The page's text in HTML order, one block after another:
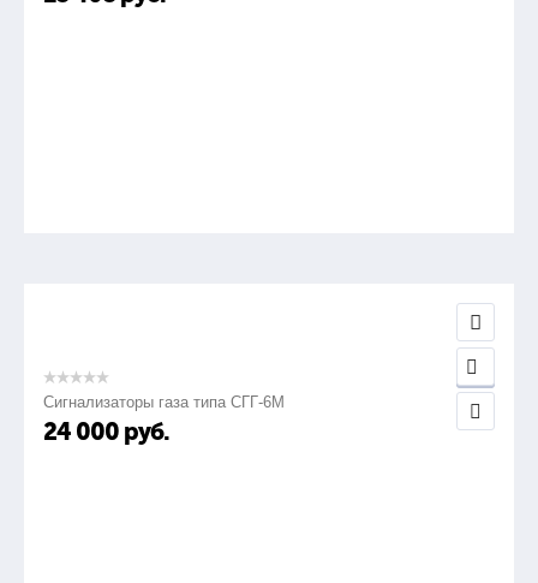
Сигнализаторы газа типа СГГ-6М
24 000 руб.